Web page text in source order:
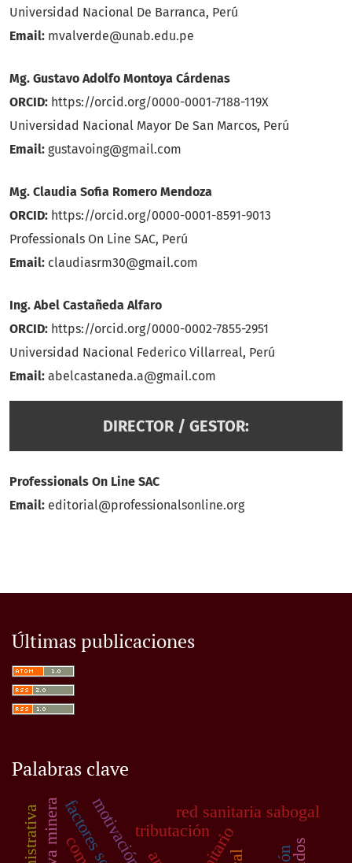
Universidad Nacional De Barranca, Perú
Email: mvalverde@unab.edu.pe
Mg. Gustavo Adolfo Montoya Cárdenas
ORCID: https://orcid.org/0000-0001-7188-119X
Universidad Nacional Mayor De San Marcos, Perú
Email: gustavoing@gmail.com
Mg. Claudia Sofia Romero Mendoza
ORCID: https://orcid.org/0000-0001-8591-9013
Professionals On Line SAC, Perú
Email: claudiasrm30@gmail.com
Ing. Abel Castañeda Alfaro
ORCID: https://orcid.org/0000-0002-7855-2951
Universidad Nacional Federico Villarreal, Perú
Email: abelcastaneda.a@gmail.com
DIRECTOR / GESTOR:
Professionals On Line SAC
Email: editorial@professionalsonline.org
Últimas publicaciones
Palabras clave
red sanitaria sabogal
tributación